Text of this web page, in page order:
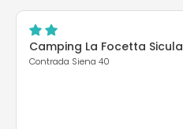
Camping La Focetta Sicula
Contrada Siena 40